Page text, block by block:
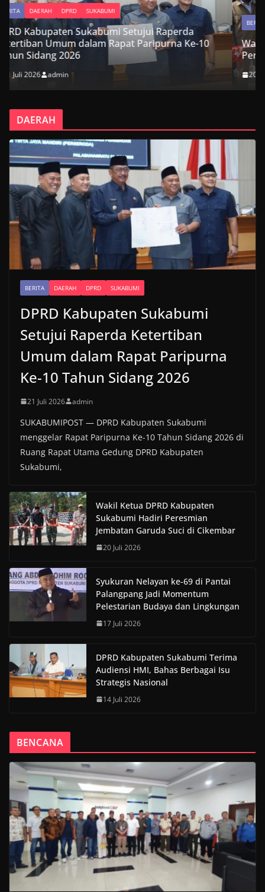
10
BERITA DAERAH DPRD SUKABUMI
Wakil Ketua DPRD Kabupaten Sukabumi Hadiri
Peresmian Jembatan Garuda Suci di Cikembar
20 Juli 2026
DAERAH
BERITA DAERAH DPRD SUKABUMI
DPRD Kabupaten Sukabumi
Setujui Raperda Ketertiban
Umum dalam Rapat Paripurna
Ke-10 Tahun Sidang 2026
21 Juli 2026 admin
SUKABUMIPOST — DPRD Kabupaten Sukabumi
menggelar Rapat Paripurna Ke-10 Tahun Sidang 2026 di
Ruang Rapat Utama Gedung DPRD Kabupaten
Sukabumi,
Wakil Ketua DPRD Kabupaten
Sukabumi Hadiri Peresmian
Jembatan Garuda Suci di Cikembar
20 Juli 2026
Syukuran Nelayan ke-69 di Pantai
Palangpang Jadi Momentum
Pelestarian Budaya dan Lingkungan
17 Juli 2026
DPRD Kabupaten Sukabumi Terima
Audiensi HMI, Bahas Berbagai Isu
Strategis Nasional
14 Juli 2026
BENCANA